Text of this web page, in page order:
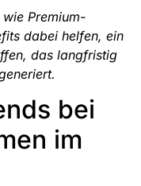
Premium-
dabei helfen, ein
das langfristig
bei
im